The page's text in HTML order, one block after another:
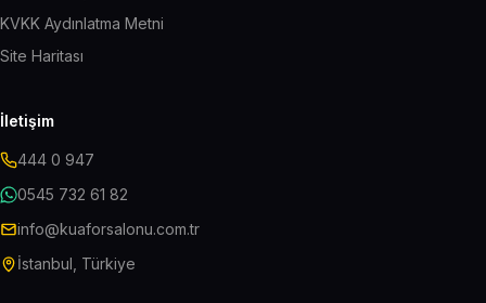
KVKK Aydınlatma Metni
Site Haritası
İletişim
444 0 947
0545 732 61 82
info@kuaforsalonu.com.tr
İstanbul, Türkiye